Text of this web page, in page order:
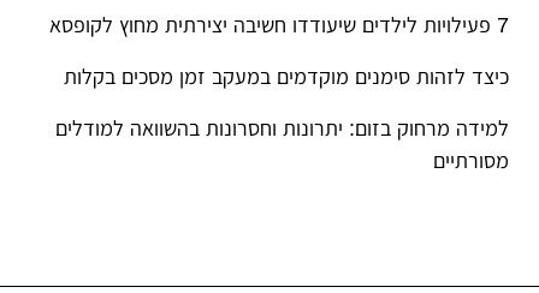
7 פעילויות לילדים שיעודדו חשיבה יצירתית מחוץ לקופסא
כיצד לזהות סימנים מוקדמים במעקב זמן מסכים בקלות
למידה מרחוק בזום: יתרונות וחסרונות בהשוואה למודלים
מסורתיים